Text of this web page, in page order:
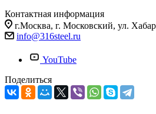
Контактная информация
г.Москва, г. Московский, ул.
info@316steel.ru
YouTube
Поделиться